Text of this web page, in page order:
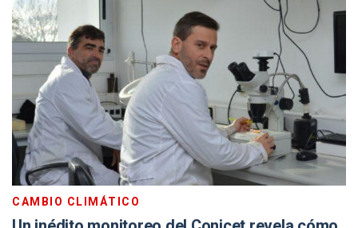
CAMBIO CLIMÁTICO